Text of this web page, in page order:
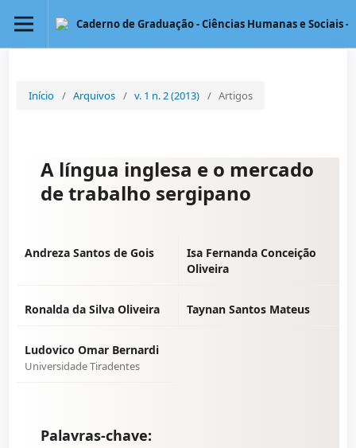
Caderno de Graduação - Ciências Humanas e Sociais -
Início / Arquivos / v. 1 n. 2 (2013) / Artigos
A língua inglesa e o mercado
de trabalho sergipano
Andreza Santos de Gois
Isa Fernanda Conceição
Oliveira
Ronalda da Silva Oliveira Taynan Santos Mateus
Ludovico Omar Bernardi
Universidade Tiradentes
Palavras-chave: